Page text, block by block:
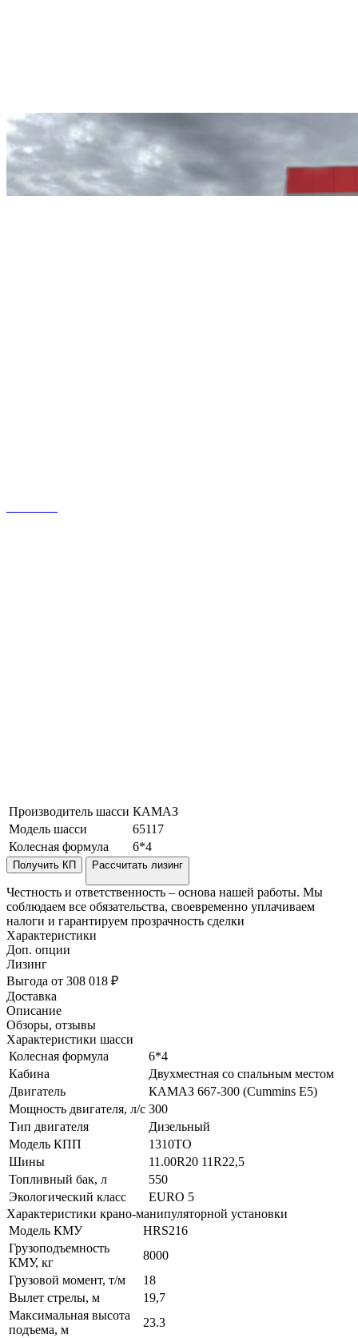
Производитель шасси КАМАЗ
Модель шасси
65117
Колесная формула
6*4
Получить КП Рассчитать лизинг
Честность и ответственность – основа нашей работы. Мы
соблюдаем все обязательства, своевременно уплачиваем
налоги и гарантируем прозрачность сделки
Характеристики
Доп. опции
Лизинг
Выгода от 308 018 ₽
Доставка
Описание
Обзоры, отзывы
Характеристики шасси
Колесная формула
6*4
Кабина
Двухместная со спальным местом
Двигатель
КАМАЗ 667-300 (Cummins Е5)
Мощность двигателя, л/с 300
Тип двигателя
Дизельный
Модель КПП
1310TO
Шины
11.00R20 11R22,5
Топливный бак, л
550
Экологический класс
EURO 5
Характеристики крано-манипуляторной установки
Модель КМУ
HRS216
Грузоподъемность
КМУ, кг
8000
Грузовой момент, т/м
18
Вылет стрелы, м
19,7
Максимальная высота
подъема, м
23.3